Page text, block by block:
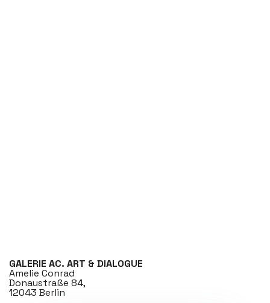
GALERIE AC. ART & DIALOGUE
Amelie Conrad
Donaustraße 84,
12043 Berlin